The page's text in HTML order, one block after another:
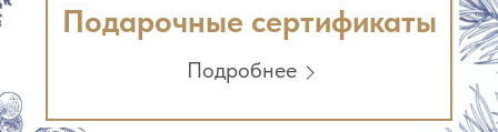
Подарочные сертификаты
Подробнее